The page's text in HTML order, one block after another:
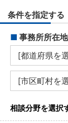
条件を指定する
■ 事務所所在地
相談分野を選択